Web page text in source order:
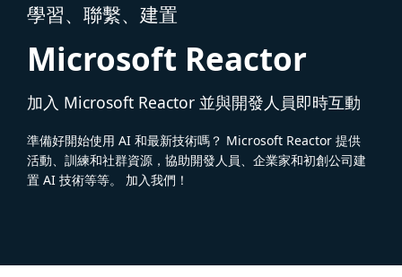
學習、聯繫、建置
Microsoft Reactor
加入 Microsoft Reactor 並與開發人員即時互動
準備好開始使用 AI 和最新技術嗎？ Microsoft Reactor 提供
活動、訓練和社群資源，協助開發人員、企業家和初創公司建
置 AI 技術等等。 加入我們！